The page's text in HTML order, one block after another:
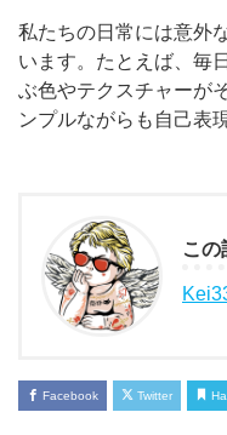
私たちの日常には意外
います。たとえば、毎
ぶ色やテクスチャーが
ンプルながらも自己表
この
Facebook Twitter